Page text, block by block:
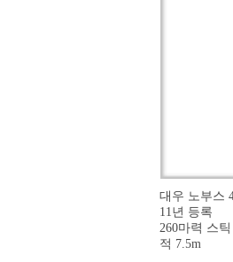
대우 노부스
11년
260마력 스
적 7.5m